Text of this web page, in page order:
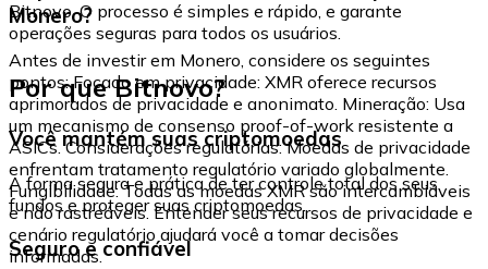
Bitnovo. O processo é simples e rápido, e garante
operações seguras para todos os usuários.
Monero?
Antes de investir em Monero, considere os seguintes
pontos: Focado em privacidade: XMR oferece recursos
aprimorados de privacidade e anonimato. Mineração: Usa
um mecanismo de consenso proof-of-work resistente a
ASICs. Considerações regulatórias: Moedas de privacidade
enfrentam tratamento regulatório variado globalmente.
Fungibilidade: Todas as moedas XMR são intercambiáveis
e não rastreáveis. Entender seus recursos de privacidade e
cenário regulatório ajudará você a tomar decisões
informadas.
Por que Bitnovo?
Você mantém suas criptomoedas
A forma segura e prática de ter controle total dos seus
fundos e proteger suas criptomoedas.
Seguro e confiável